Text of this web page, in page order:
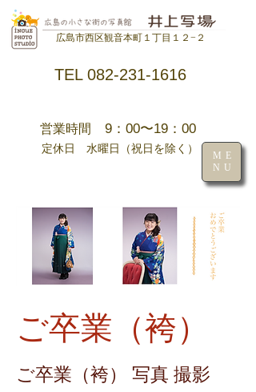
広島市西区観音本町１丁目１２−２
TEL 082-231-1616
営業時間 9：00〜19：00
定休日 水曜日（祝日を除く）
ME
NU
ご卒業（袴）
ご卒業（袴） 写真 撮影